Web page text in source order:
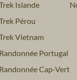
Islande
Pérou
Vietnam
Randonnée Portugal
Randonnée Cap-Vert